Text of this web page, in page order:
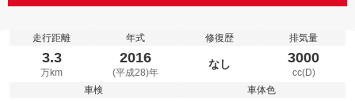
走行距離
3.3
万km
年式
2016
(平成28)年
修復歴
なし
排気量
3000
cc(D)
車検
車体色